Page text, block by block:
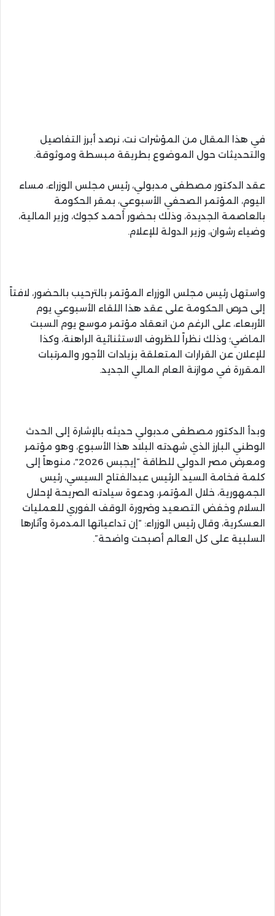
في هذا المقال من المؤشرات نت، نرصد أبرز التفاصيل
والتحديثات حول الموضوع بطريقة مبسطة وموثوقة.
عقد الدكتور مصطفى مدبولي، رئيس مجلس الوزراء، مساء
اليوم، المؤتمر الصحفي الأسبوعي، بمقر الحكومة
بالعاصمة الجديدة، وذلك بحضور أحمد كجوك، وزير المالية،
وضياء رشوان، وزير الدولة للإعلام.
واستهل رئيس مجلس الوزراء المؤتمر بالترحيب بالحضور، لافتاً
إلى حرص الحكومة على عقد هذا اللقاء الأسبوعي يوم
الأربعاء، على الرغم من انعقاد مؤتمر موسع يوم السبت
الماضي؛ وذلك نظراً للظروف الاستثنائية الراهنة، وكذا
للإعلان عن القرارات المتعلقة بزيادات الأجور والمرتبات
المقررة في موازنة العام المالي الجديد.
وبدأ الدكتور مصطفى مدبولي حديثه بالإشارة إلى الحدث
الوطني البارز الذي شهدته البلاد هذا الأسبوع، وهو مؤتمر
ومعرض مصر الدولي للطاقة “إيجبس 2026″، منوهاً إلى
كلمة فخامة السيد الرئيس عبدالفتاح السيسي، رئيس
الجمهورية، خلال المؤتمر، ودعوة سيادته الصريحة لإحلال
السلام وخفض التصعيد وضرورة الوقف الفوري للعمليات
العسكرية، وقال رئيس الوزراء: “إن تداعياتها المدمرة وآثارها
السلبية على كل العالم أصبحت واضحة”.